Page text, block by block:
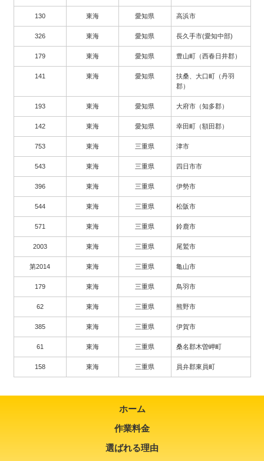
130 東海 愛知県 高浜市
326 東海 愛知県 長久手市(愛知中部)
179 東海 愛知県 豊山町（西春日井郡）
141 東海 愛知県
扶桑、大口町（丹羽
郡）
193 東海 愛知県 大府市（知多郡）
142 東海 愛知県 幸田町（額田郡）
753 東海 三重県 津市
543 東海 三重県 四日市市
396 東海 三重県 伊勢市
544 東海 三重県 松阪市
571 東海 三重県 鈴鹿市
2003 東海 三重県 尾鷲市
第2014 東海 三重県 亀山市
179 東海 三重県 鳥羽市
62 東海 三重県 熊野市
385 東海 三重県 伊賀市
61 東海 三重県 桑名郡木曽岬町
158 東海 三重県 員弁郡東員町
ホーム
作業料金
選ばれる理由